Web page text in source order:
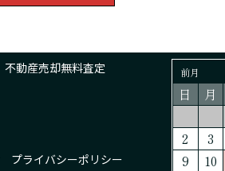
不動産売却無料査定
プライバシーポリシー
前月
日 月
2
3
9
10